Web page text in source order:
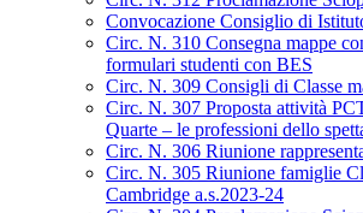
Convocazione Consiglio di
Circ. N. 310 Consegna mappe
formulari studenti con BES
Circ. N. 309 Consigli di Classe
Circ. N. 307 Proposta attività
Quarte – le professioni dello
Circ. N. 306 Riunione
Circ. N. 305 Riunione famiglie
Cambridge a.s.2023-24